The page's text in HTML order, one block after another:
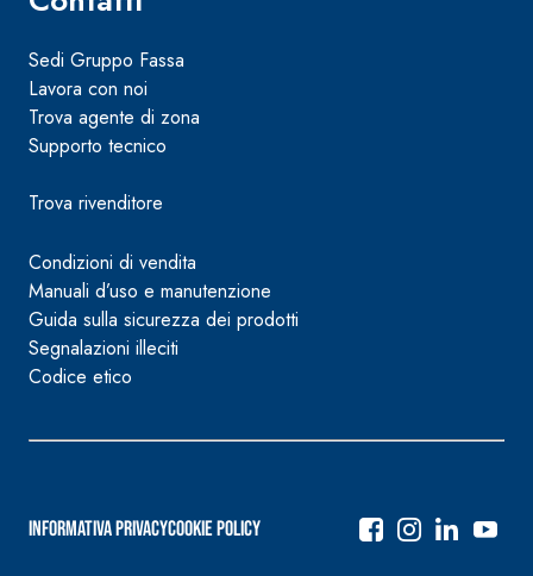
Sedi Gruppo Fassa
Lavora con noi
Trova agente di zona
Supporto tecnico
Trova rivenditore
Condizioni di vendita
Manuali d’uso e manutenzione
Guida sulla sicurezza dei prodotti
Segnalazioni illeciti
Codice etico
Informativa PrivacyCookie Policy